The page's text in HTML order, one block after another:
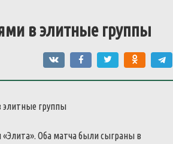
в элитные группы
Оба матча были сыграны в